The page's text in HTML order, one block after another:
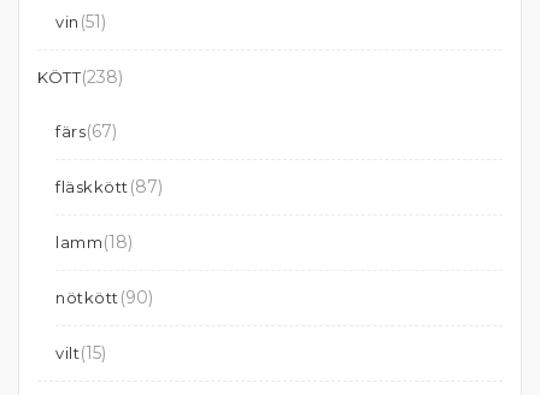
vin (51)
KÖTT(238)
färs(67)
fläskkött (87)
lamm(18)
nötkött (90)
vilt(15)